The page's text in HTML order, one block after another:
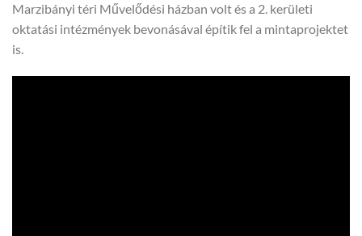
Marzibányi téri Művelődési házban volt és a 2. kerületi
oktatási intézmények bevonásával építik fel a mintaprojektet
is.